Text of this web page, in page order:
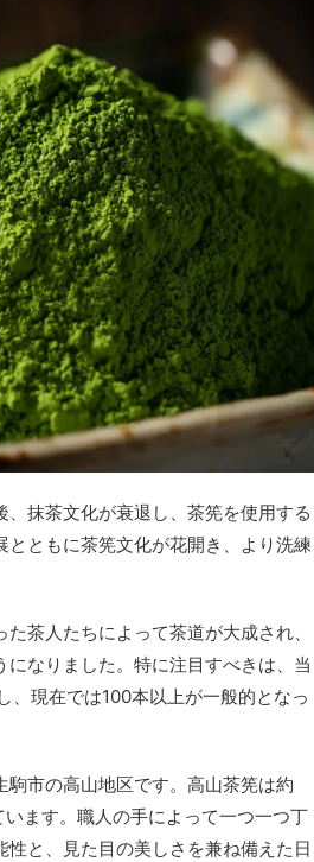
抹茶文化が衰退し、茶筅を使用する
ともに茶筅文化が花開き、より洗練
茶人たちによって茶道が大成され、
なりました。特に注目すべきは、当
、現在では100本以上が一般的となっ
市の高山地区です。高山茶筅は約
ます。職人の手によって一つ一つ丁
と、見た目の美しさを兼ね備えた日